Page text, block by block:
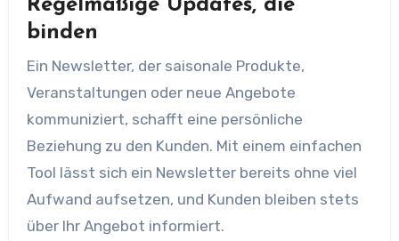
Regelmäßige Updates, die
binden
Ein Newsletter, der saisonale Produkte,
Veranstaltungen oder neue Angebote
kommuniziert, schafft eine persönliche
Beziehung zu den Kunden. Mit einem einfachen
Tool lässt sich ein Newsletter bereits ohne viel
Aufwand aufsetzen, und Kunden bleiben stets
über Ihr Angebot informiert.